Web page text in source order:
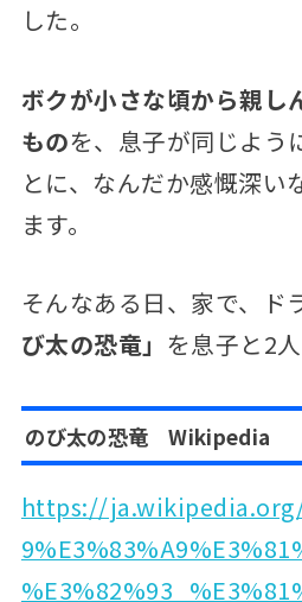
した。
ボクが小さな頃から親し
ものを、息子が同じよう
とに、なんだか感慨深い
ます。
そんなある日、家で、ド
び太の恐竜」 を息子と2
のび太の恐竜 Wikipedia
https://